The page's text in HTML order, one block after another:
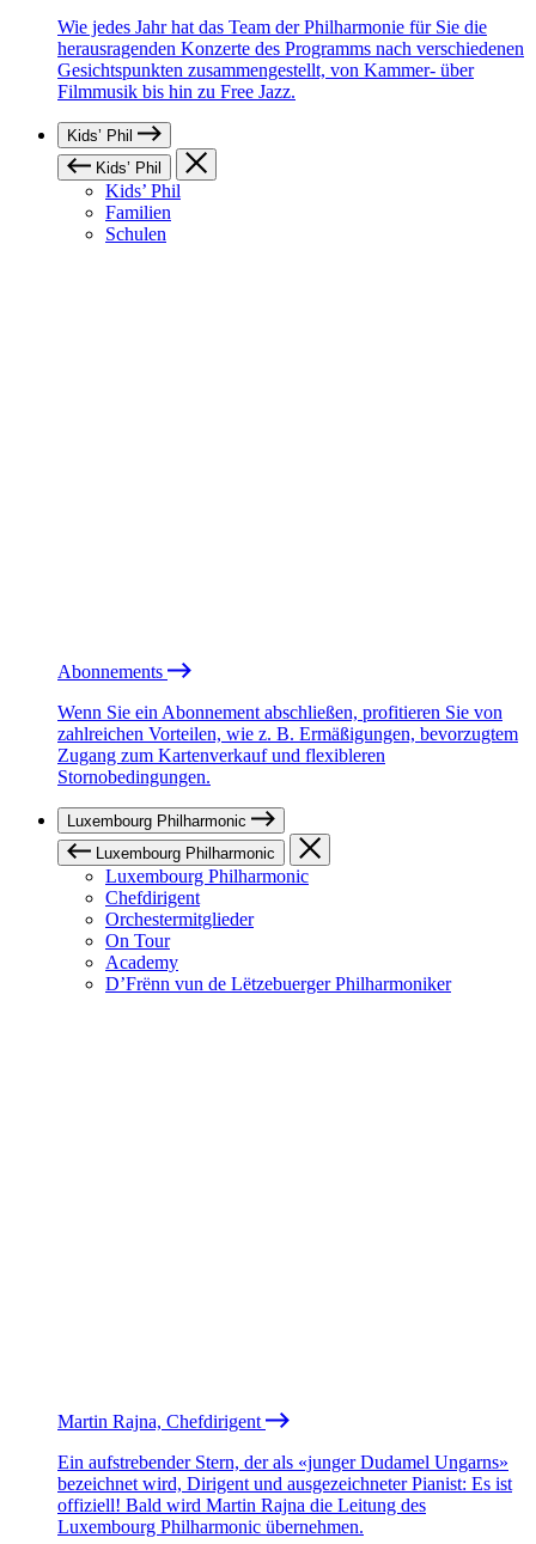
Wie jedes Jahr hat das Team der Philharmonie für Sie die
herausragenden Konzerte des Programms nach verschiedenen
Gesichtspunkten zusammengestellt, von Kammer- über
Filmmusik bis hin zu Free Jazz.
Kids’ Phil
Kids’ Phil
Kids’ Phil
Familien
Schulen
Abonnements
Wenn Sie ein Abonnement abschließen, profitieren Sie von
zahlreichen Vorteilen, wie z. B. Ermäßigungen, bevorzugtem
Zugang zum Kartenverkauf und flexibleren
Stornobedingungen.
Luxembourg Philharmonic
Luxembourg Philharmonic
Luxembourg Philharmonic
Chefdirigent
Orchestermitglieder
On Tour
Academy
D’Frënn vun de Lëtzebuerger Philharmoniker
Martin Rajna, Chefdirigent
Ein aufstrebender Stern, der als «junger Dudamel Ungarns»
bezeichnet wird, Dirigent und ausgezeichneter Pianist: Es ist
offiziell! Bald wird Martin Rajna die Leitung des
Luxembourg Philharmonic übernehmen.